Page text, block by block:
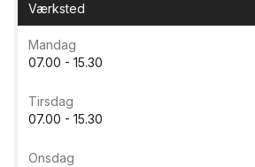
Værksted
Mandag
07.00 - 15.30
Tirsdag
07.00 - 15.30
Onsdag